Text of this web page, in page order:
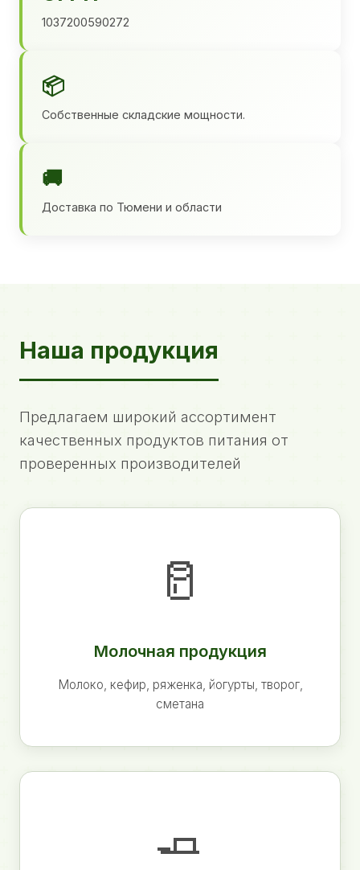
1037200590272
📦
Собственные складские мощности.
🚚
Доставка по Тюмени и области
Наша продукция
Предлагаем широкий ассортимент
качественных продуктов питания от
проверенных производителей
🥛
Молочная продукция
Молоко, кефир, ряженка, йогурты, творог,
сметана
🧈